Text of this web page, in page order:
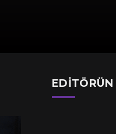
EDITÖRÜN